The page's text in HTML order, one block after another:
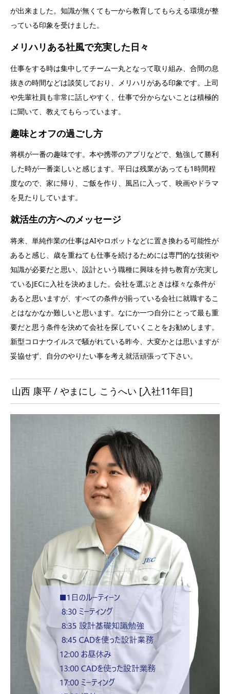
が出来ました。知識が無くても一から教育してもらえる環境が整
っている印象を受けました。
メリハリある社風で充実した日々
仕事をする時は集中してチーム一丸となって取り組み、合間の息
抜きの時間などは談笑しており、メリハリがある印象です。上司
や先輩社員も非常に話しやすく、仕事で分からないことは積極的
に聞いて、教えてもらっています。
趣味とオフの過ごし方
将棋が一番の趣味です。本や携帯のアプリなどで、勉強して勝利
した時が一番楽しいと感じます。平日は残業があっても1時間程
度なので、家に帰り、ご飯を作り、風呂に入って、映画やドラマ
を見たりしています。
就活生の方へのメッセージ
将来、単純作業の仕事はAIやロボットなどに置き換わる可能性が
あると感じ、歳を重ねても仕事を続けるためには専門的な技術や
知識が必要だと思い、設計という職種に興味を持ち教育が充実し
ているJECに入社を決めました。会社を選ぶときは様々な条件が
あると思いますが、すべての条件が揃っている会社に就職するこ
とはなかなか難しいと思います。なにか一つ自分にとって最も重
要だと思う条件を決めて会社を探していくことをお勧めします。
新型コロナウイルスで騒がれている昨今、大変かとは思いますが
妥協せず、自分のやりたい事を考え就活頑張って下さい。
山西 康平 / やまにし こうへい [入社11年目]